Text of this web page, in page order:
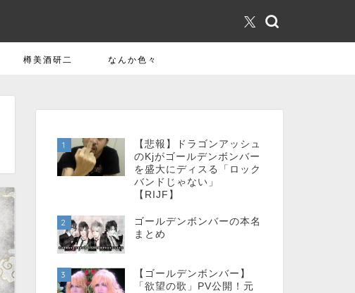
樽美酒研二 なんか色々
1
【悲報】ドラゴンアッシュ
のKjがゴールデンボンバー
を盛大にディスる「ロック
バンドじゃない」
【RIJF】
2
ゴールデンボンバーの本名
まとめ
3
【ゴールデンボンバー】
「欲望の歌」PV公開！元